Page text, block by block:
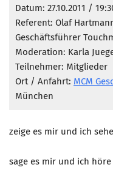
Marketing Pioniere
Arbeitsgruppen
Münchner
Mentoring
Datum: 27.10.2011 /
Referent: Olaf
Geschäftsführer
Moderation: Karla
Teilnehmer: Mitglieder
Ort / Anfahrt: MCM
München
zeige es mir und ich sehe
sage es mir und ich höre